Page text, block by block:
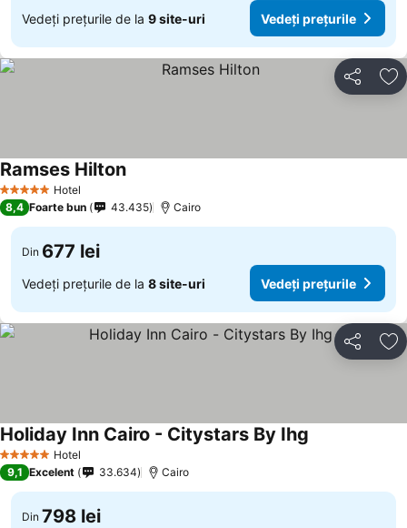
Vedeți prețurile de la 9 site-uri Vedeți prețurile
Distribuiți
5 Stele Hotel
Ramses Hilton
8,4 Foarte bun 43.435 Cairo
Din 677 lei
Vedeți prețurile de la 8 site-uri Vedeți prețurile
Distribuiți
5 Stele Hotel
Holiday Inn Cairo - Citystars By Ihg
9,1 Excelent 33.634 Cairo
Din 798 lei